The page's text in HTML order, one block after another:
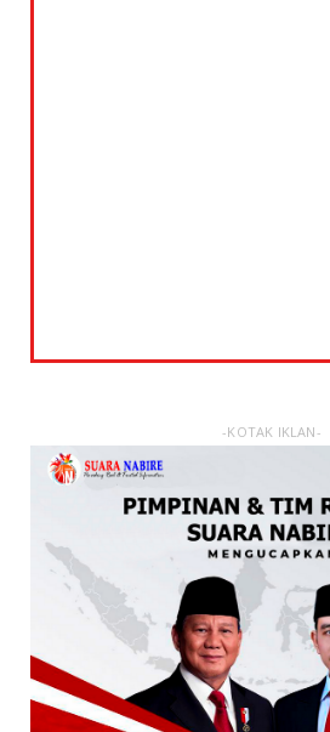
-KOTAK IKLAN-